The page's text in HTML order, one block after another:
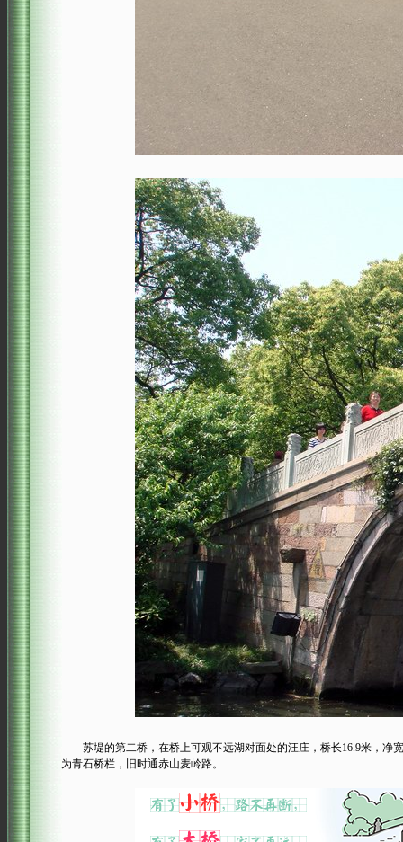
苏堤的第二桥，在桥上可观不远湖对面处的汪庄，桥长16.9米，净
为青石桥栏，旧时通赤山麦岭路。